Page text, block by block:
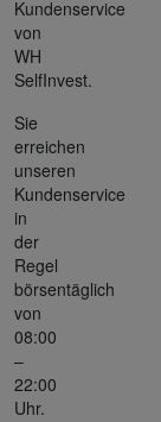
Kundenservice
von
WH
SelfInvest.
Sie
erreichen
unseren
Kundenservice
in
der
Regel
börsentäglich
von
08:00
–
22:00
Uhr.